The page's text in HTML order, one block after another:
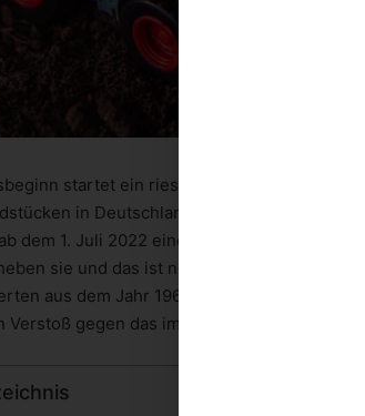
startet ein riesiges Projekt der
in Deutschland.
dem 1. Juli 2022 eine
sie und das ist nötig, weil die bisherige
aus dem Jahr 1964 in den neuen und
Verstoß gegen das im Grundgesetz